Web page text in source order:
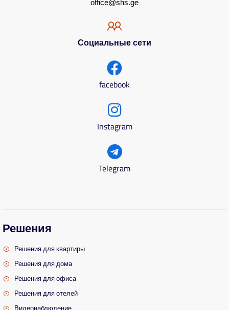
office@shs.ge
Социальные сети
facebook
Instagram
Telegram
Решения
Решения для квартиры
Решения для дома
Решения для офиса
Решения для отелей